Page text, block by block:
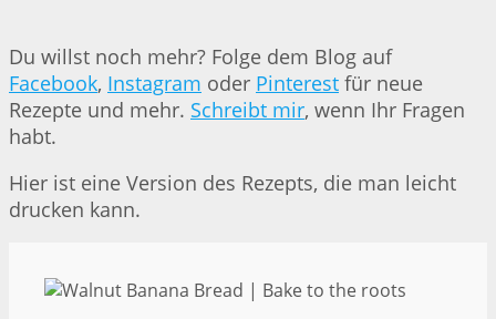
Du willst noch mehr? Folge dem Blog auf
Facebook, Instagram oder Pinterest für neue
Rezepte und mehr. Schreibt mir, wenn Ihr Fragen
habt.
Hier ist eine Version des Rezepts, die man leicht
drucken kann.